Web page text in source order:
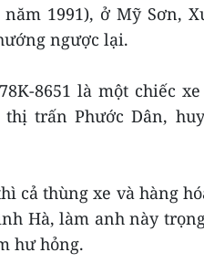
1991), ở Mỹ Sơn,
ngược lại.
8651 là một chiếc
trấn Phước Dân,
cả thùng xe và hàng
Hà, làm anh này
hư hỏng.